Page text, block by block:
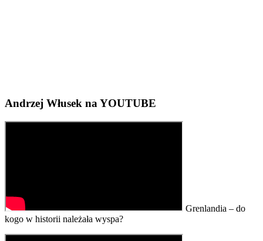
Andrzej Włusek na YOUTUBE
Grenlandia – do
kogo w historii należała wyspa?